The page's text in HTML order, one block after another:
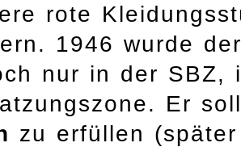
rote
1946 wurde
nur in der SBZ,
Er
zu erfüllen